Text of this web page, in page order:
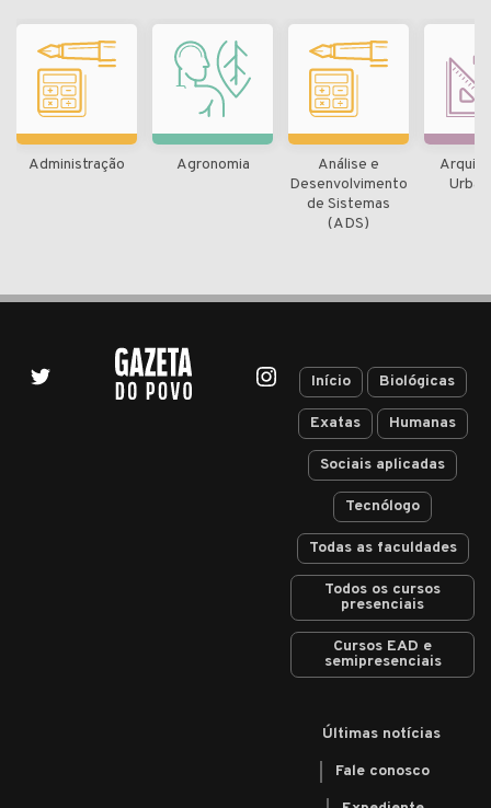
Administração Agronomia
Análise e
Desenvolvimento
de Sistemas
(ADS)
Início Biológicas
Exatas Humanas
Sociais aplicadas
Tecnólogo
Todas as faculdades
Todos os cursos
presenciais
Cursos EAD e
semipresenciais
Últimas notícias
Fale conosco